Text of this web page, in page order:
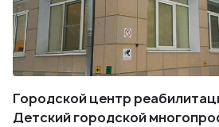
Городской центр
Детский городской